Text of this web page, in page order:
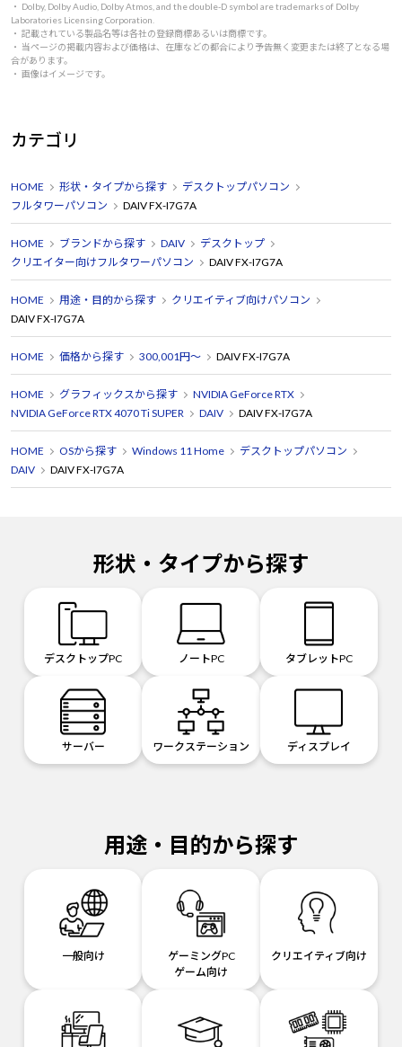
・ Dolby, Dolby Audio, Dolby Atmos, and the double-D symbol are trademarks of Dolby
Laboratories Licensing Corporation.
・ 記載されている製品名等は各社の登録商標あるいは商標です。
・ 当ページの掲載内容および価格は、在庫などの都合により予告無く変更または終了となる場
合があります。
・ 画像はイメージです。
カテゴリ
HOME 形状・タイプから探す
デスクトップパソコン
フルタワーパソコン
DAIV FX-I7G7A
HOME ブランドから探す DAIV
デスクトップ
クリエイター向けフルタワーパソコン
DAIV FX-I7G7A
HOME 用途・目的から探す
クリエイティブ向けパソコン
DAIV FX-I7G7A
HOME 価格から探す 300,001円～ DAIV FX-I7G7A
HOME グラフィックスから探す
NVIDIA GeForce RTX
NVIDIA GeForce RTX 4070 Ti SUPER
DAIV DAIV FX-I7G7A
HOME OSから探す Windows 11 Home
デスクトップパソコン
DAIV
DAIV FX-I7G7A
形状・タイプから探す
デスクトップPC ノートPC タブレットPC
サーバー ワークステーション ディスプレイ
用途・目的から探す
一般向け
ゲーミングPC
ゲーム向け
クリエイティブ向け